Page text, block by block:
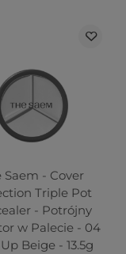
Saem - Cover
Triple Pot
- Potrójny
w Palecie - 04
Beige - 13.5g